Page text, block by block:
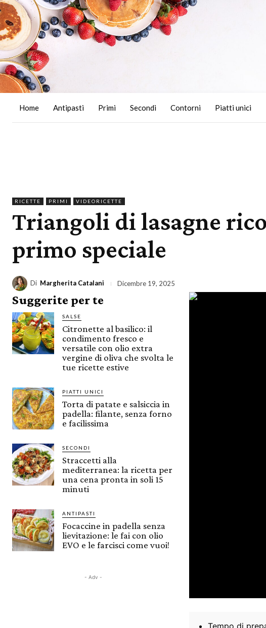
Home Antipasti Primi Secondi Contorni Piatti unici
RICETTE PRIMI VIDEORICETTE
Triangoli di lasagne
primo speciale
Di Margherita Catalani Dicembre 19, 2025
Suggerite per te
SALSE
Citronette al basilico: il
condimento fresco e
versatile con olio extra
vergine di oliva che svolta le
tue ricette estive
PIATTI UNICI
Torta di patate e salsiccia in
padella: filante, senza forno
e facilissima
SECONDI
Straccetti alla
mediterranea: la ricetta per
una cena pronta in soli 15
minuti
ANTIPASTI
Focaccine in padella senza
lievitazione: le fai con olio
EVO e le farcisci come vuoi!
- Adv -
Tempo di